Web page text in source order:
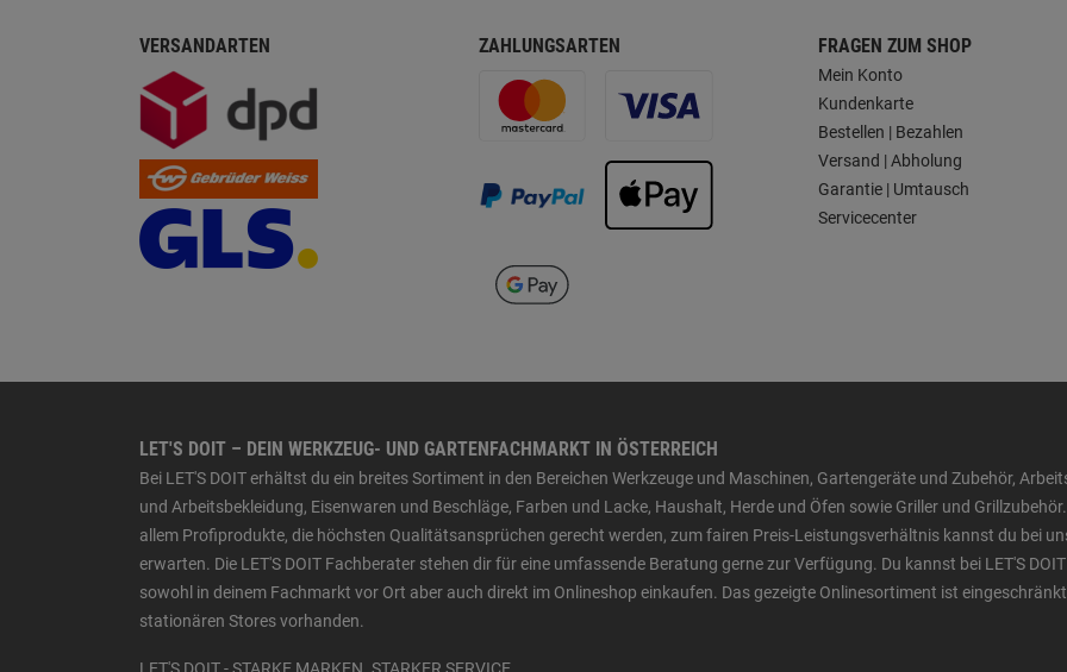
VERSANDARTEN ZAHLUNGSARTEN FRAGEN ZUM SHOP
Mein Konto
Kundenkarte
Bestellen | Bezahlen
Versand | Abholung
Garantie | Umtausch
Servicecenter
LET'S DOIT – DEIN WERKZEUG- UND GARTENFACHMARKT IN ÖSTERREICH
Bei LET'S DOIT erhältst du ein breites Sortiment in den Bereichen Werkzeuge und Maschinen, Gartengeräte und Zubehör,
und Arbeitsbekleidung, Eisenwaren und Beschläge, Farben und Lacke, Haushalt, Herde und Öfen sowie Griller und
allem Profiprodukte, die höchsten Qualitätsansprüchen gerecht werden, zum fairen Preis-Leistungsverhältnis kannst du bei
erwarten. Die LET'S DOIT Fachberater stehen dir für eine umfassende Beratung gerne zur Verfügung. Du kannst bei LET'S DOIT
sowohl in deinem Fachmarkt vor Ort aber auch direkt im Onlineshop einkaufen. Das gezeigte Onlinesortiment ist
stationären Stores vorhanden.